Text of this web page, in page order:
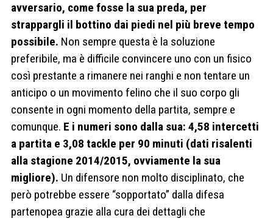
avversario, come fosse la sua preda, per
strappargli il bottino dai piedi nel più breve tempo
possibile. Non sempre questa è la soluzione
preferibile, ma è difficile convincere uno con un fisico
così prestante a rimanere nei ranghi e non tentare un
anticipo o un movimento felino che il suo corpo gli
consente in ogni momento della partita, sempre e
comunque. E i numeri sono dalla sua: 4,58 intercetti
a partita e 3,08 tackle per 90 minuti (dati risalenti
alla stagione 2014/2015, ovviamente la sua
migliore). Un difensore non molto disciplinato, che
però potrebbe essere “sopportato” dalla difesa
partenopea grazie alla cura dei dettagli che